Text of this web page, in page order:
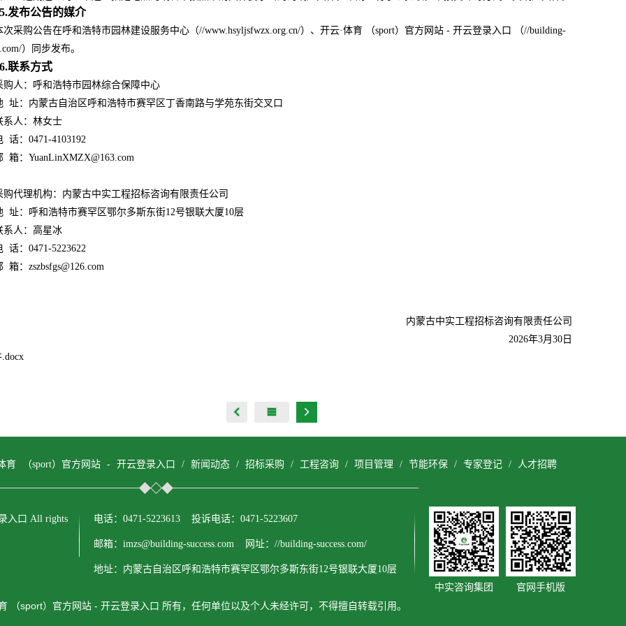
5.发布公告的媒介
次采购公告在呼和浩特市园林建设服务中心（//www.hsyljsfwzx.org.cn/）、开云·体育 （sport）官方网站 - 开云登录入口 （//building-
）同步发布。
6.联系方式
购人：呼和浩特市园林综合保障中心
址：内蒙古自治区呼和浩特市赛罕区丁香南路与学苑东街交叉口
系人：林女士
话：0471-4103192
箱：YuanLinXMZX@163.com
购代理机构：内蒙古中实工程招标咨询有限责任公司
址：呼和浩特市赛罕区鄂尔多斯东街12号银联大厦10层
系人：高星冰
话：0471-5223622
箱：zszbsfgs@126.com
内蒙古中实工程招标咨询有限责任公司
2026年3月30日
.docx
育 （sport）官方网站 - 开云登录入口 / 新闻动态 / 招标采购 / 工程咨询 / 项目管理 / 节能环保 / 专家登记 / 人才招聘
入口 All rights 电话：0471-5223613 投诉电话：0471-5223607
邮箱：imzs@building-success.com 网址：//building-success.com/
地址：内蒙古自治区呼和浩特市赛罕区鄂尔多斯东街12号银联大厦10层
中实咨询集团
官网手机版
（sport）官方网站 - 开云登录入口 所有，任何单位以及个人未经许可，不得擅自转载引用。